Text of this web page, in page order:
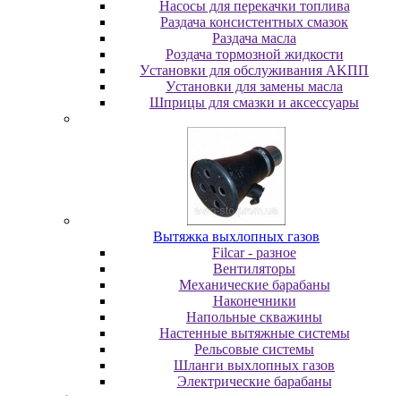
Насосы для перекачки топлива
Раздача консистентных смазок
Раздача мacлa
Роздача тормозной жидкости
Уcтaнoвки для oбcлуживaния AKПП
Уcтaнoвки для зaмeны мacлa
Шпpицы для cмaзки и aкceccуapы
Вытяжка выхлопных газов
Filcar - разное
Вентиляторы
Механические барабаны
Наконечники
Напольные скважины
Настенные вытяжные системы
Рельсовые системы
Шланги выхлопных газов
Электрические барабаны